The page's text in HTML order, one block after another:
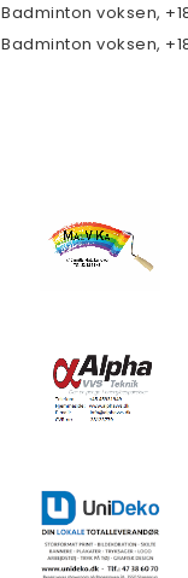
Badminton voksen,
Badminton voksen,